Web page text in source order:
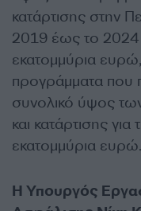
κατάρτισης στην
2019 έως το 2024
εκατομμύρια
προγράμματα που
συνολικό ύψος
και κατάρτισης
εκατομμύρια ευρώ.
Η Υπουργός